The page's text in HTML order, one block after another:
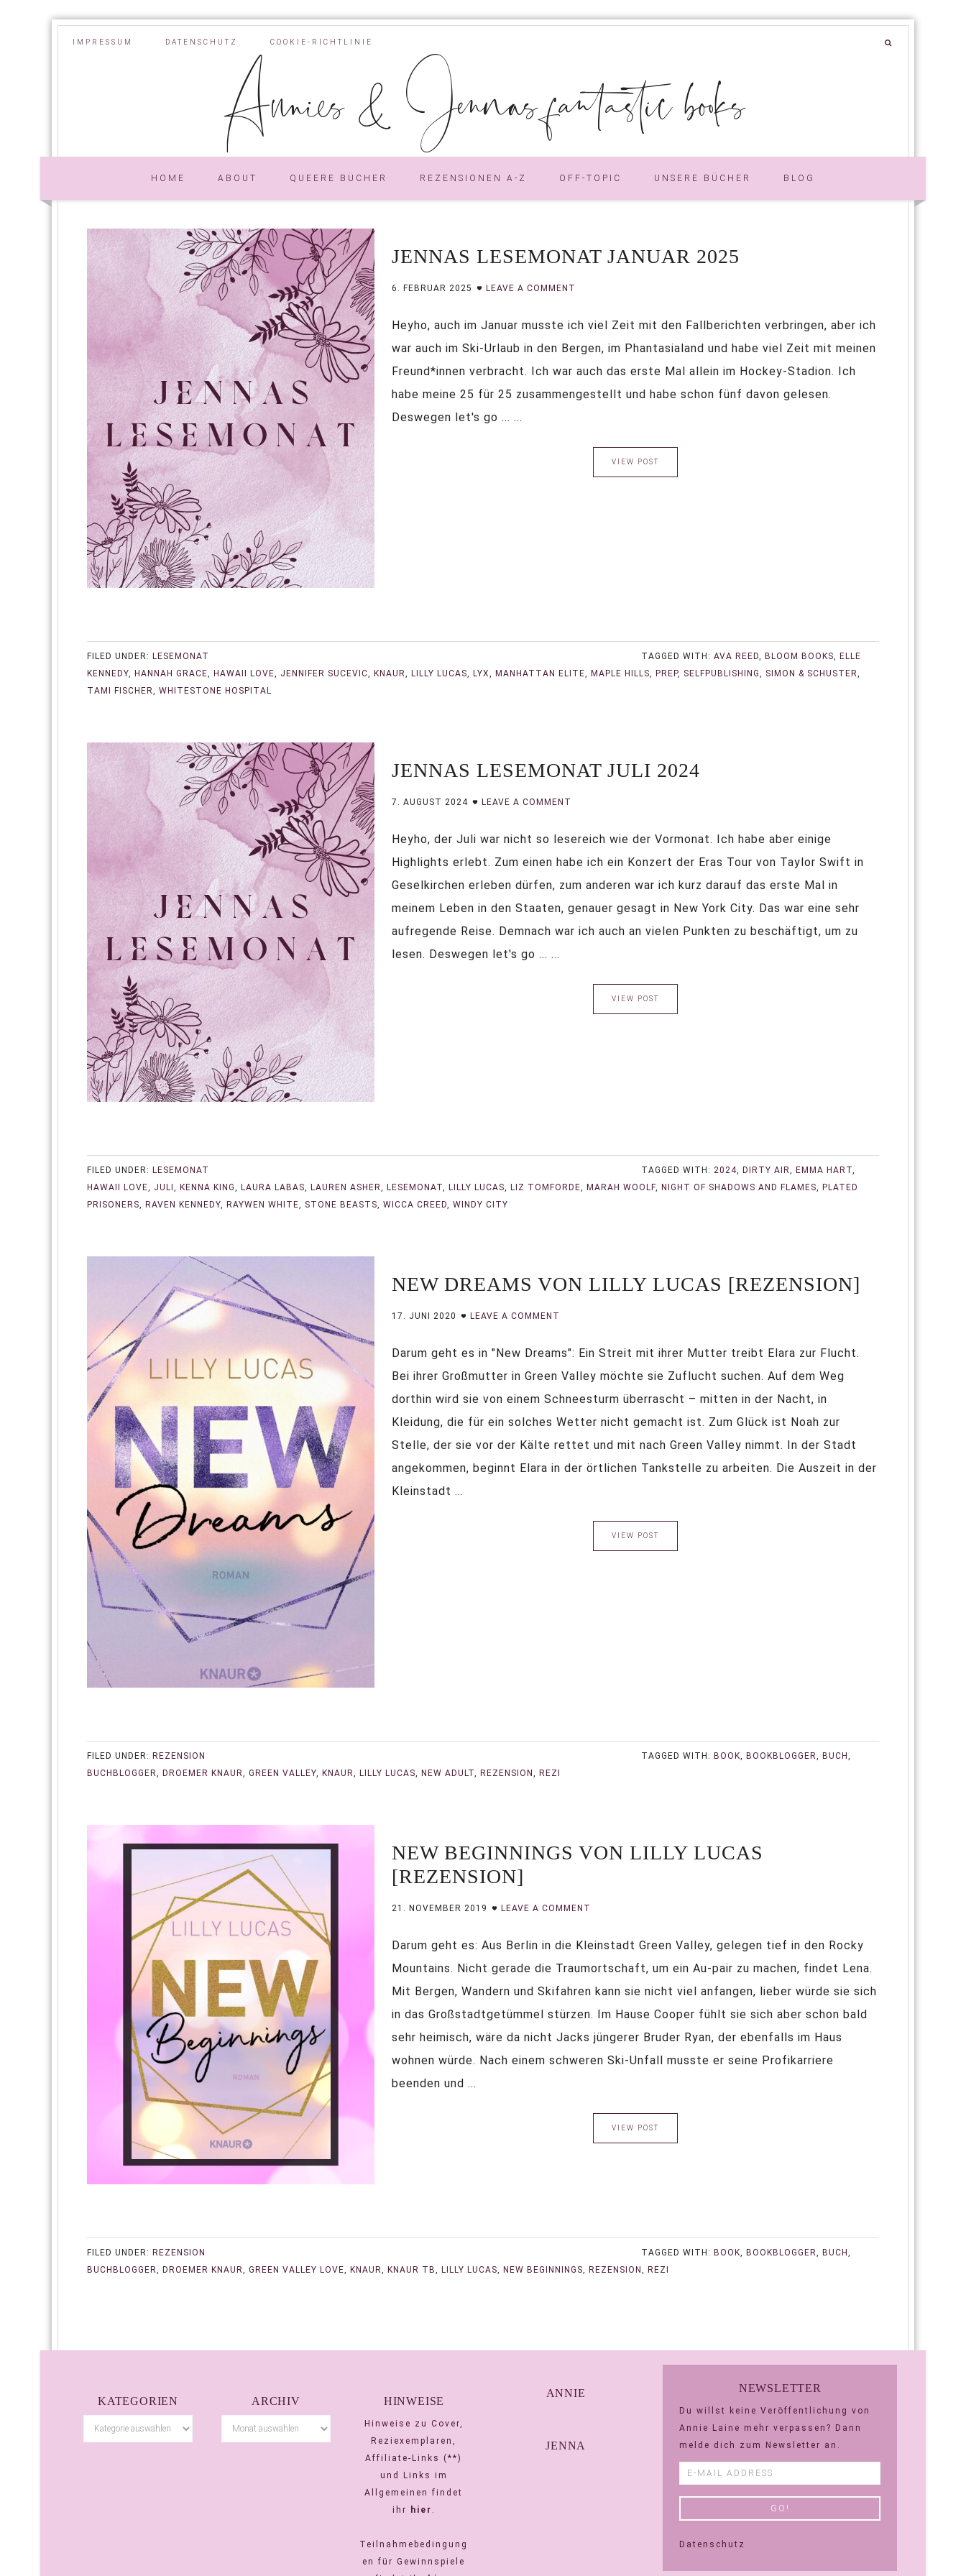
IMPRESSUM DATENSCHUTZ COOKIE-RICHTLINIE
Annies & Jennas fantastic books
HOME ABOUT QUEERE BÜCHER REZENSIONEN A-Z OFF-TOPIC UNSERE BÜCHER BLOG
JENNAS LESEMONAT JANUAR 2025
6. FEBRUAR 2025 LEAVE A COMMENT
Heyho, auch im Januar musste ich viel Zeit mit den Fallberichten verbringen, aber ich
war auch im Ski-Urlaub in den Bergen, im Phantasialand und habe viel Zeit mit meinen
Freund*innen verbracht. Ich war auch das erste Mal allein im Hockey-Stadion. Ich
habe meine 25 für 25 zusammengestellt und habe schon fünf davon gelesen.
Deswegen let's go ... ...
VIEW POST
FILED UNDER: LESEMONAT TAGGED WITH:AVA REED,BLOOM BOOKS,ELLE
KENNEDY, HANNAH GRACE, HAWAII LOVE, JENNIFER SUCEVIC, KNAUR, LILLY LUCAS, LYX, MANHATTAN ELITE, MAPLE HILLS, PREP, SELFPUBLISHING, SIMON & SCHUSTER,
TAMI FISCHER, WHITESTONE HOSPITAL
JENNAS LESEMONAT JULI 2024
7. AUGUST 2024 LEAVE A COMMENT
Heyho, der Juli war nicht so lesereich wie der Vormonat. Ich habe aber einige
Highlights erlebt. Zum einen habe ich ein Konzert der Eras Tour von Taylor Swift in
Geselkirchen erleben dürfen, zum anderen war ich kurz darauf das erste Mal in
meinem Leben in den Staaten, genauer gesagt in New York City. Das war eine sehr
aufregende Reise. Demnach war ich auch an vielen Punkten zu beschäftigt, um zu
lesen. Deswegen let's go ... ...
VIEW POST
FILED UNDER: LESEMONAT TAGGED WITH:2024,DIRTY AIR,EMMA HART,
HAWAII LOVE, JULI, KENNA KING, LAURA LABAS, LAUREN ASHER, LESEMONAT, LILLY LUCAS, LIZ TOMFORDE, MARAH WOOLF, NIGHT OF SHADOWS AND FLAMES, PLATED
PRISONERS, RAVEN KENNEDY, RAYWEN WHITE, STONE BEASTS, WICCA CREED, WINDY CITY
NEW DREAMS VON LILLY LUCAS [REZENSION]
17. JUNI 2020 LEAVE A COMMENT
Darum geht es in "New Dreams": Ein Streit mit ihrer Mutter treibt Elara zur Flucht.
Bei ihrer Großmutter in Green Valley möchte sie Zuflucht suchen. Auf dem Weg
dorthin wird sie von einem Schneesturm überrascht – mitten in der Nacht, in
Kleidung, die für ein solches Wetter nicht gemacht ist. Zum Glück ist Noah zur
Stelle, der sie vor der Kälte rettet und mit nach Green Valley nimmt. In der Stadt
angekommen, beginnt Elara in der örtlichen Tankstelle zu arbeiten. Die Auszeit in der
Kleinstadt ...
VIEW POST
FILED UNDER: REZENSION TAGGED WITH:BOOK,BOOKBLOGGER,BUCH,
BUCHBLOGGER, DROEMER KNAUR, GREEN VALLEY, KNAUR, LILLY LUCAS, NEW ADULT, REZENSION, REZI
NEW BEGINNINGS VON LILLY LUCAS
[REZENSION]
21. NOVEMBER 2019 LEAVE A COMMENT
Darum geht es: Aus Berlin in die Kleinstadt Green Valley, gelegen tief in den Rocky
Mountains. Nicht gerade die Traumortschaft, um ein Au-pair zu machen, findet Lena.
Mit Bergen, Wandern und Skifahren kann sie nicht viel anfangen, lieber würde sie sich
in das Großstadtgetümmel stürzen. Im Hause Cooper fühlt sie sich aber schon bald
sehr heimisch, wäre da nicht Jacks jüngerer Bruder Ryan, der ebenfalls im Haus
wohnen würde. Nach einem schweren Ski-Unfall musste er seine Profikarriere
beenden und ...
VIEW POST
FILED UNDER: REZENSION TAGGED WITH:BOOK,BOOKBLOGGER,BUCH,
BUCHBLOGGER, DROEMER KNAUR, GREEN VALLEY LOVE, KNAUR, KNAUR TB, LILLY LUCAS, NEW BEGINNINGS, REZENSION, REZI
KATEGORIEN ARCHIV HINWEISE
Hinweise zu Cover,
Reziexemplaren,
Affiliate-Links (**)
und Links im
Allgemeinen findet
ihr
hier .
Teilnahmebedingung
en für Gewinnspiele
ANNIE
JENNA
NEWSLETTER
Du willst keine Veröffentlichung von
Annie Laine mehr verpassen? Dann
melde dich zum Newsletter an.
Datenschutz